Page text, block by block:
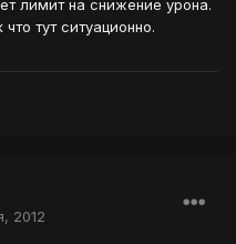
лимит на снижение урона.
тут ситуационно.
2012